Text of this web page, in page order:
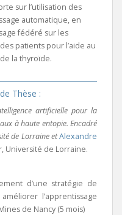
sur l’utilisation des
automatique, en
fédéré sur les
patients pour l’aide au
la thyroïde.
Thèse :
artificielle pour la
à haute entopie. Encadré
de Lorraine etAlexandre
Université de Lorraine.
d’une stratégie de
l’apprentissage
de Nancy (5 mois)